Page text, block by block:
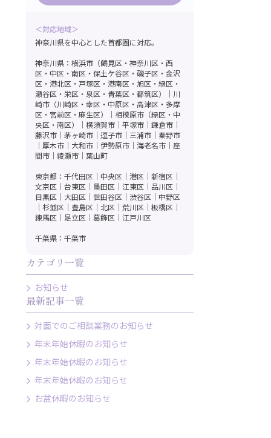
＜対応地域＞
神奈川県を中心とした首都圏に対応。
神奈川県：横浜市（鶴見区・神奈川区・西
区・中区・南区・保土ケ谷区・磯子区・金沢
区・港北区・戸塚区・港南区・旭区・緑区・
瀬谷区・栄区・泉区・青葉区・都筑区）｜川
崎市（川崎区・幸区・中原区・高津区・多摩
区・宮前区・麻生区）｜相模原市（緑区・中
央区・南区）｜横須賀市｜平塚市｜鎌倉市｜
藤沢市｜茅ヶ崎市｜逗子市｜三浦市｜秦野市
｜厚木市｜大和市｜伊勢原市｜海老名市｜座
間市｜綾瀬市｜葉山町
東京都：千代田区｜中央区｜港区｜新宿区｜
文京区｜台東区｜墨田区｜江東区｜品川区｜
目黒区｜大田区｜世田谷区｜渋谷区｜中野区
｜杉並区｜豊島区｜北区｜荒川区｜板橋区｜
練馬区｜足立区｜葛飾区｜江戸川区
千葉県：千葉市
カテゴリ一覧
お知らせ
最新記事一覧
対面でのご相談業務のお知らせ
年末年始休暇のお知らせ
年末年始休暇のお知らせ
年末年始休暇のお知らせ
お盆休暇のお知らせ
またはメール2往復程度）
LINEから相談する
友だち登録後お問合せください。